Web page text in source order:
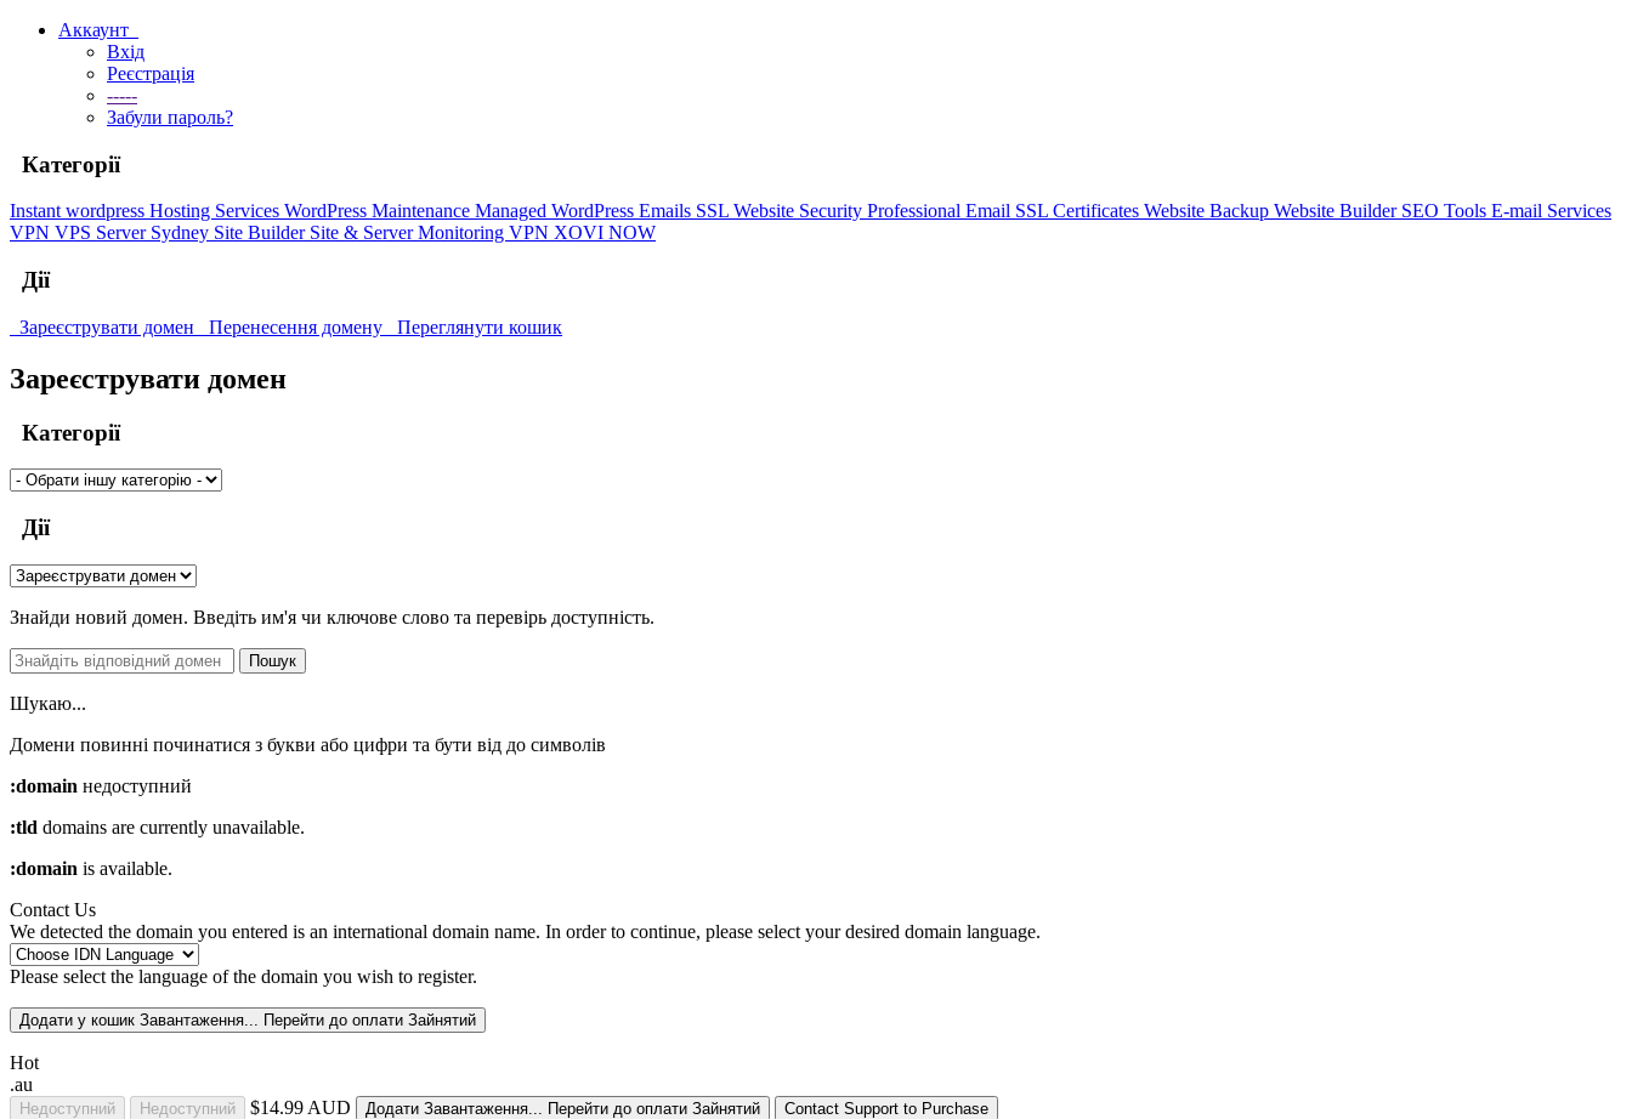
Аккаунт
Вхід
Реєстрація
-----
Забули пароль?
Категорії
Instant wordpress Hosting Services WordPress Maintenance Managed WordPress Emails SSL Website Security Professional Email SSL Certificates Website Backup Website Builder SEO Tools E-mail Services
VPN VPS Server Sydney Site Builder Site & Server Monitoring VPN XOVI NOW
Дії
Зареєструвати домен Перенесення домену Переглянути кошик
Зареєструвати домен
Категорії
Дії
Знайди новий домен. Введіть им'я чи ключове слово та перевірь доступність.
Пошук
Шукаю...
Домени повинні починатися з букви або цифри та бути від до символів
:domain недоступний
:tld domains are currently unavailable.
:domain is available.
Contact Us
We detected the domain you entered is an international domain name. In order to continue, please select your desired domain language.
Please select the language of the domain you wish to register.
Додати у кошик Завантаження... Перейти до оплати Зайнятий
Hot
.au
Недоступний Недоступний $14.99 AUD Додати Завантаження... Перейти до оплати Зайнятий Contact Support to Purchase